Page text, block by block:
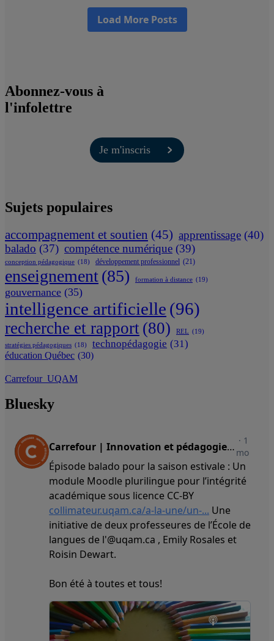
Abonnez-vous à
l'infolettre
Je m'inscris
Sujets populaires
accompagnement et soutien (45) apprentissage (40)
balado (37) compétence numérique (39)
conception pédagogique (18) développement professionnel (21)
enseignement(85) formation à distance (19)
gouvernance (35)
intelligence artificielle (96)
recherche et rapport (80) REL (19)
stratégies pédagogiques (18) technopédagogie (31)
éducation Québec (30)
Carrefour_UQAM
Bluesky